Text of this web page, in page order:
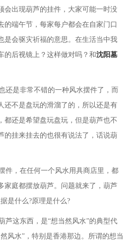
会出现葫芦的挂件，大家可能一时没
的端午节，每家每户都会在自家门口
是会驱灾祈福的意思。在生活当中我
的后视镜上？这样做对吗？和沈阳墓
还是非常不错的一种风水摆件了，而
还不是盘玩的滑溜了的，所以还是有
都还是希望盘玩盘玩，但是葫芦也不
的挂来挂去的也很有说法了，话说葫
件，在任何一个风水用具商店里，都
家庭都摆放葫芦。问题就来了，葫芦
是什么?原理是什么?
芦这东西，是“想当然风水”的典型代
风水”，特别是香港那边。所谓的想当